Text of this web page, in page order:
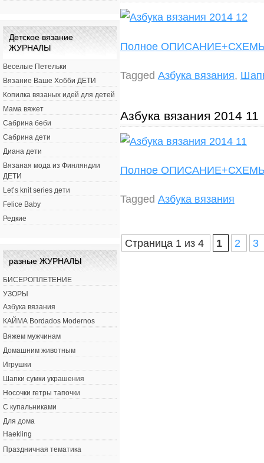
Полное
Tagged Азбука вязания,
Азбука вязания 2014 11
Полное
Tagged Азбука вязания
Страница 1 из 4 1 2 3
Детское вязание
ЖУРНАЛЫ
Веселые Петельки
Вязание Ваше Хобби ДЕТИ
Копилка вязаных идей для детей
Мама вяжет
Сабрина беби
Сабрина дети
Диана дети
Вязаная мода из Финляндии
ДЕТИ
Let’s knit series дети
Felice Baby
Редкие
разные ЖУРНАЛЫ
БИСЕРОПЛЕТЕНИЕ
УЗОРЫ
Азбука вязания
КАЙМА Bordados Modernos
Вяжем мужчинам
Домашним животным
Игрушки
Шапки сумки украшения
Носочки гетры тапочки
С купальниками
Для дома
Haekling
Праздничная тематика